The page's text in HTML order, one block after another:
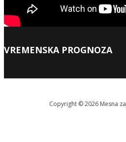
VREMENSKA PROGNOZA
Copyright © 2026 Меsna